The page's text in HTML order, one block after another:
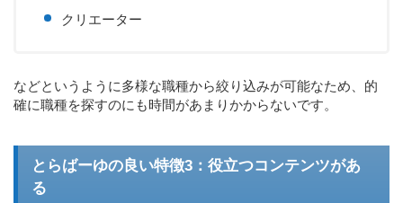
クリエーター
などというように多様な職種から絞り込みが可能なため、的
確に職種を探すのにも時間があまりかからないです。
とらばーゆの良い特徴3：役立つコンテンツがあ
る